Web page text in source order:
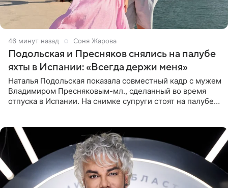
46 минут назад Соня Жарова
Подольская и Пресняков снялись на палубе
яхты в Испании: «Всегда держи меня»
Наталья Подольская показала совместный кадр с мужем
Владимиром Пресняковым-мл., сделанный во время
отпуска в Испании. На снимке супруги стоят на палубе